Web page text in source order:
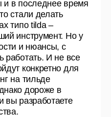
и в последнее время
стали делать
типо tilda –
инструмент. Но у
и нюансы, с
работать. И не все
конкретно для
на тильде
дороже в
вы разработаете